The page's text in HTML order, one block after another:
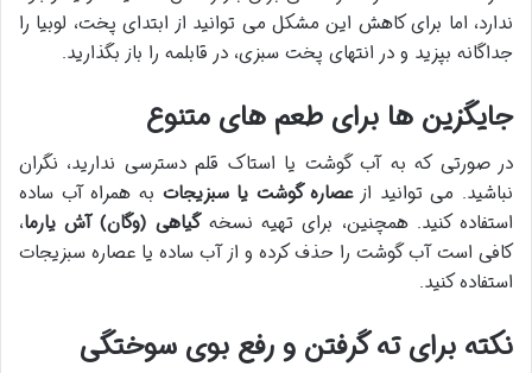
ندارد، اما برای کاهش این مشکل می توانید از ابتدای پخت، لوبیا را
جداگانه بپزید و در انتهای پخت سبزی، در قابلمه را باز بگذارید.
جایگزین ها برای طعم های متنوع
در صورتی که به آب گوشت یا استاک قلم دسترسی ندارید، نگران
نباشید. می توانید ازعصاره گوشت یا سبزیجات به همراه آب ساده
استفاده کنید. همچنین، برای تهیه نسخهگیاهی (وگان) آش یارما،
کافی است آب گوشت را حذف کرده و از آب ساده یا عصاره سبزیجات
استفاده کنید.
نکته برای ته گرفتن و رفع بوی سوختگی